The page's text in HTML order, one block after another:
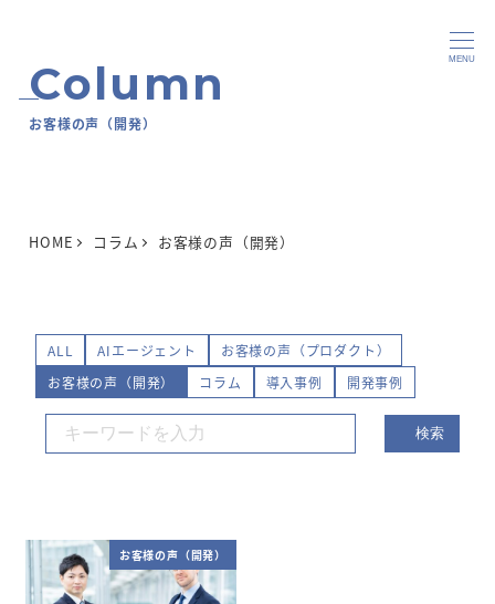
MENU
お客様の声（開発）
HOME コラム お客様の声（開発）
ALL AIエージェント
お客様の声（プロダクト）
お客様の声（開発）
コラム 導入事例 開発事例
お客様の声（開発）